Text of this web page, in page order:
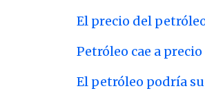
El precio del
Petróleo cae a
El petróleo podría